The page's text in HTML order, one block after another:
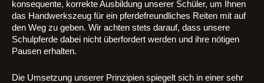
konsequente, korrekte Ausbildung unserer Schüler, um Ihnen
das Handwerkszeug für ein pferdefreundliches Reiten mit auf
den Weg zu geben. Wir achten stets darauf, dass unsere
Schulpferde dabei nicht überfordert werden und ihre nötigen
Pausen erhalten.
Die Umsetzung unserer Prinzipien spiegelt sich in einer sehr